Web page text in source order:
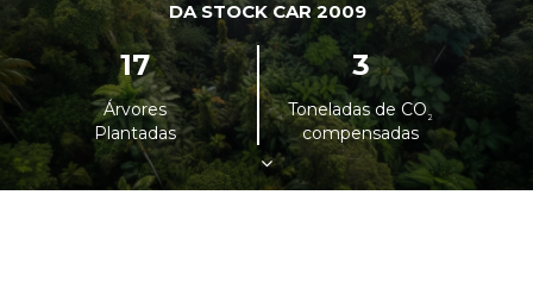
DA STOCK CAR 2009
17
Árvores
Plantadas
3
Toneladas de CO²
compensadas